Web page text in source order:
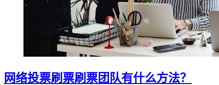
网络投票刷票刷票团队有什么方法？